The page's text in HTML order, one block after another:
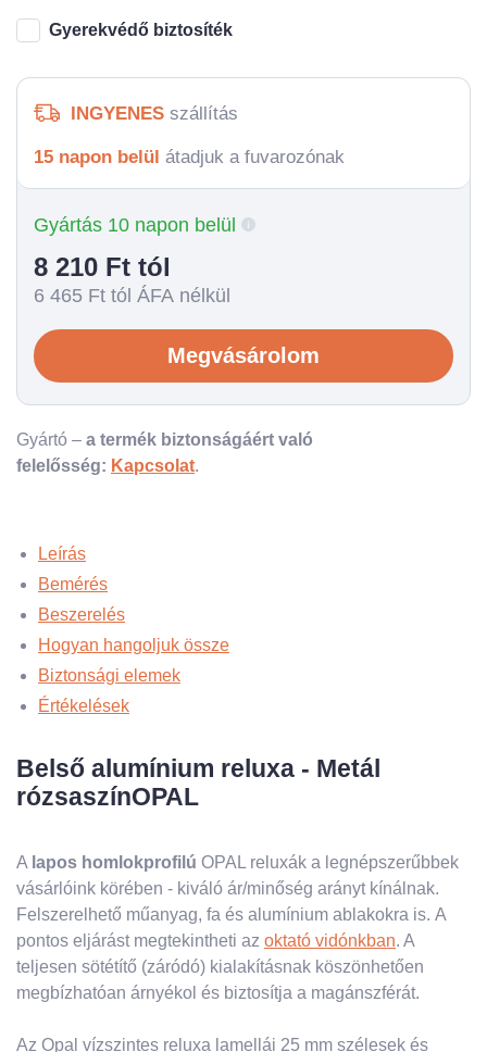
Gyerekvédő biztosíték
INGYENES szállítás
15 napon belül átadjuk a fuvarozónak
Gyártás 10 napon belül
8 210 Ft tól
6 465 Ft tól ÁFA nélkül
Megvásárolom
Gyártó – a termék biztonságáért való
felelősség: Kapcsolat.
Leírás
Bemérés
Beszerelés
Hogyan hangoljuk össze
Biztonsági elemek
Értékelések
Belső alumínium reluxa - Metál
rózsaszínOPAL
A lapos homlokprofilú OPAL reluxák a legnépszerűbbek
vásárlóink ​​körében - kiváló ár/minőség arányt kínálnak.
Felszerelhető műanyag, fa és alumínium ablakokra is. A
pontos eljárást megtekintheti az oktató vidónkban. A
teljesen sötétítő (záródó) kialakításnak köszönhetően
megbízhatóan árnyékol és biztosítja a magánszférát.
Az Opal vízszintes reluxa lamellái 25 mm szélesek és